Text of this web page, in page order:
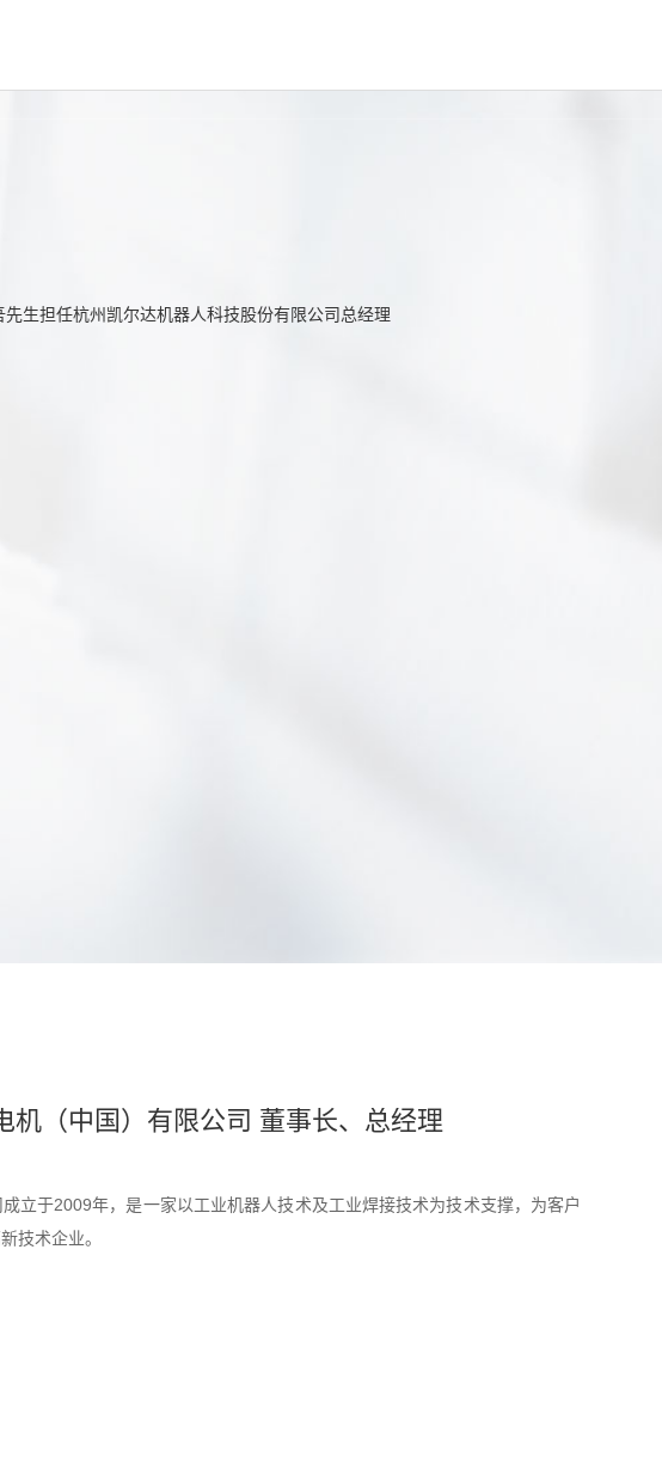
机（中国）有限公司 董事长、总经理
立于2009年，是一家以工业机器人技术及工业焊接技术为技术支撑，为客户
技术企业。